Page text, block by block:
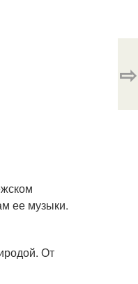
ее музыки.
От
⇨